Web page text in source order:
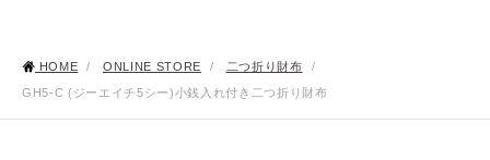
HOME / ONLINE STORE / 二つ折り財布
/
GH5-C (ジーエイチ5シー)小銭入れ付き二つ折り財布